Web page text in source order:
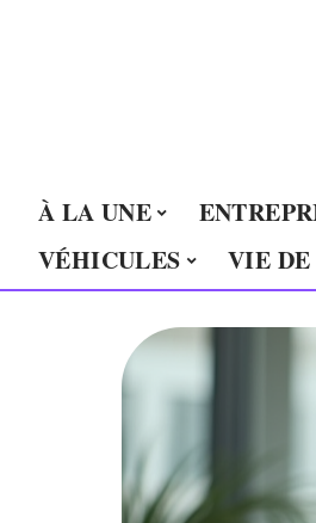
À LA UNE
VÉHICULES
VIE